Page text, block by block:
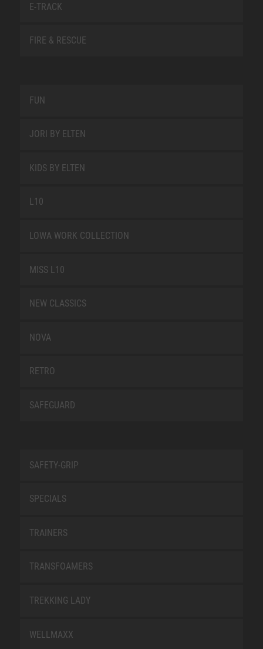
E-TRACK
FIRE & RESCUE
FUN
JORI BY ELTEN
KIDS BY ELTEN
L10
LOWA WORK COLLECTION
MISS L10
NEW CLASSICS
NOVA
RETRO
SAFEGUARD
SAFETY-GRIP
SPECIALS
TRAINERS
TRANSFOAMERS
TREKKING LADY
WELLMAXX